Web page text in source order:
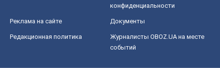
конфиденциальности
Реклама на сайте Документы
Редакционная политика
Журналисты OBOZ.UA на месте
событий